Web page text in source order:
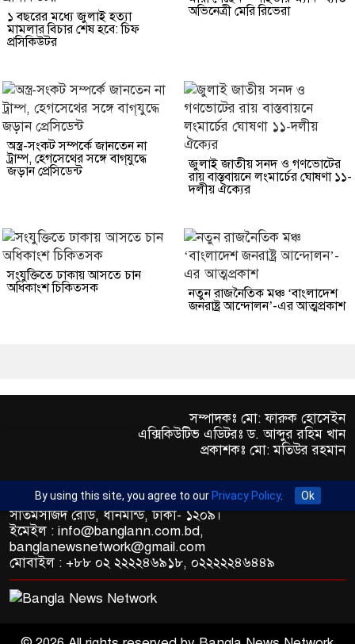
১ বছরের মধ্যে জুলাই হত্যা
মামলার বিচার শেষ হবে: চিফ
প্রসিকিউটর
অভিনেত্রী মেরি রিভেরা
অস্ত্র-সংকট সম্পর্কে জানতেন না
ট্রাম্প, হেগসেথের সঙ্গে বাগ্‌যুদ্ধে
জড়ান প্রেসিডেন্ট
জুলাই জাতীয় সনদ ও গণভোটের
রায় বাস্তবায়নে লংমার্চের ঘোষণা ১১-
দলীয় ঐক্যের
সংযুক্তিতে ঢাকায় আসতে চান
অধিকাংশ চিকিত্সক
নতুন রাজনৈতিক মঞ্চ ‘বাংলাদেশ
জনরাষ্ট্র আন্দোলন’-এর আত্মপ্রকাশ
সম্পাদকঃ মো: ফারুক হোসেইন
এক্সিকিউটিভ এডিটরঃ ড. আব্দুর রহিম খান
প্রকাশকঃ মো: মতিউর রহমান
অফিস : রুপায়ন জেড. আর প্লাজা (৯তলা), প্লট- ৪৬,রোড নং- ৯/এ,
সাতমসজিদ রোড, ধানমন্ডি, ঢাকা- ১২০৯।
ইমেইল : info@banglann.com.bd,
banglanewsnetwork@gmail.com
মোবাইল : +৮৮ ০২ ২২২২৪৬৯১৮, ০২২২২২৪৬৪৪৯
By using this site, you agree to our Privacy Policy. Ok